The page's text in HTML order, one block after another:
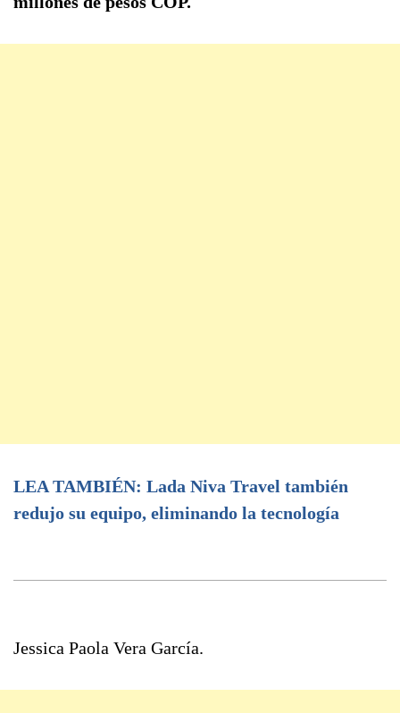
LEA TAMBIÉN: Lada Niva Travel también
redujo su equipo, eliminando la tecnología
Jessica Paola Vera García.